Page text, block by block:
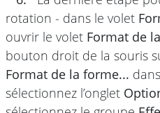
rotation - dans le volet
ouvrir le volet Format de
bouton droit de la souris
Format de la forme...
sélectionnez l’onglet